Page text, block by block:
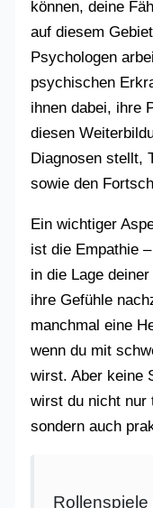
können, deine
auf diesem
Psychologen
psychischen
ihnen dabei, ihre
diesen
Diagnosen stellt,
sowie den
Ein wichtiger
ist die Empathie
in die Lage
ihre Gefühle
manchmal eine
wenn du mit
wirst. Aber keine
wirst du nicht nur
sondern auch